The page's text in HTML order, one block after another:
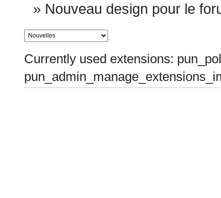
» Nouveau design pour le
Currently used extensions: